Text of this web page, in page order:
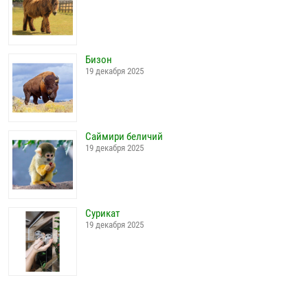
Бизон
19 декабря 2025
Саймири беличий
19 декабря 2025
Сурикат
19 декабря 2025